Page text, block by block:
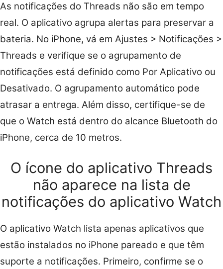
As notificações do Threads não são em tempo
real. O aplicativo agrupa alertas para preservar a
bateria. No iPhone, vá em Ajustes > Notificações >
Threads e verifique se o agrupamento de
notificações está definido como Por Aplicativo ou
Desativado. O agrupamento automático pode
atrasar a entrega. Além disso, certifique-se de
que o Watch está dentro do alcance Bluetooth do
iPhone, cerca de 10 metros.
O ícone do aplicativo Threads
não aparece na lista de
notificações do aplicativo Watch
O aplicativo Watch lista apenas aplicativos que
estão instalados no iPhone pareado e que têm
suporte a notificações. Primeiro, confirme se o